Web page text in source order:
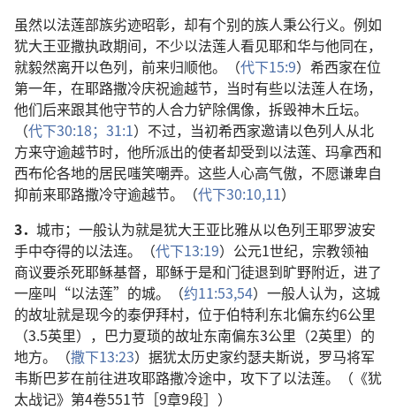
虽然以法莲部族劣迹昭彰，却有个别的族人秉公行义。例如
犹大王亚撒执政期间，不少以法莲人看见耶和华与他同在，
就毅然离开以色列，前来归顺他。（代下15:9）希西家在位
第一年，在耶路撒冷庆祝逾越节，当时有些以法莲人在场，
他们后来跟其他守节的人合力铲除偶像，拆毁神木丘坛。
（代下30:18； 31:1）不过，当初希西家邀请以色列人从北
方来守逾越节时，他所派出的使者却受到以法莲、玛拿西和
西布伦各地的居民嗤笑嘲弄。这些人心高气傲，不愿谦卑自
抑前来耶路撒冷守逾越节。（代下30:10,11）
3． 城市；一般认为就是犹大王亚比雅从以色列王耶罗波安
手中夺得的以法连。（代下13:19）公元1世纪，宗教领袖
商议要杀死耶稣基督，耶稣于是和门徒退到旷野附近，进了
一座叫“以法莲”的城。（约11:53,54）一般人认为，这城
的故址就是现今的泰伊拜村，位于伯特利东北偏东约6公里
（3.5英里），巴力夏琐的故址东南偏东3公里（2英里）的
地方。（撒下13:23）据犹太历史家约瑟夫斯说，罗马将军
韦斯巴芗在前往进攻耶路撒冷途中，攻下了以法莲。（《犹
太战记》第4卷551节［9章9段］）